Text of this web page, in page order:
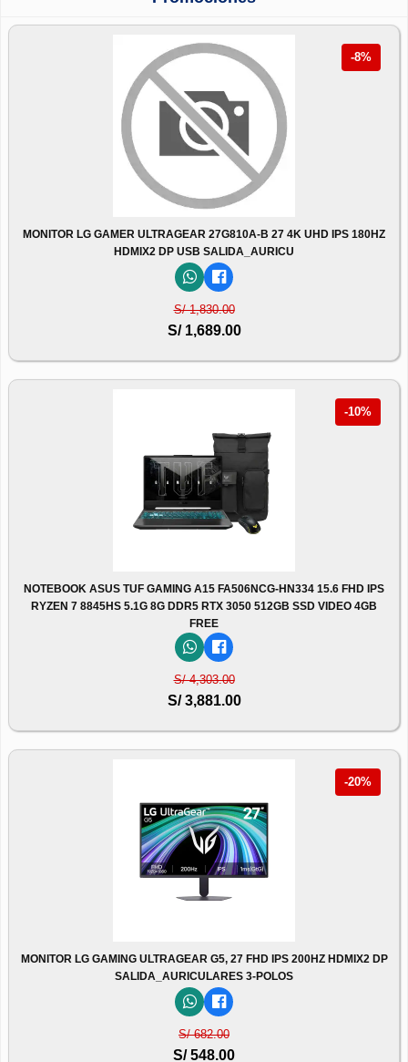
-8%
MONITOR LG GAMER ULTRAGEAR 27G810A-B 27 4K UHD IPS 180HZ
HDMIX2 DP USB SALIDA_AURICU
S/ 1,830.00
S/ 1,689.00
-10%
NOTEBOOK ASUS TUF GAMING A15 FA506NCG-HN334 15.6 FHD IPS
RYZEN 7 8845HS 5.1G 8G DDR5 RTX 3050 512GB SSD VIDEO 4GB
FREE
S/ 4,303.00
S/ 3,881.00
-20%
MONITOR LG GAMING ULTRAGEAR G5, 27 FHD IPS 200HZ HDMIX2 DP
SALIDA_AURICULARES 3-POLOS
S/ 682.00
S/ 548.00